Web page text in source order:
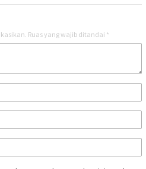
Ruas yang wajib ditandai *